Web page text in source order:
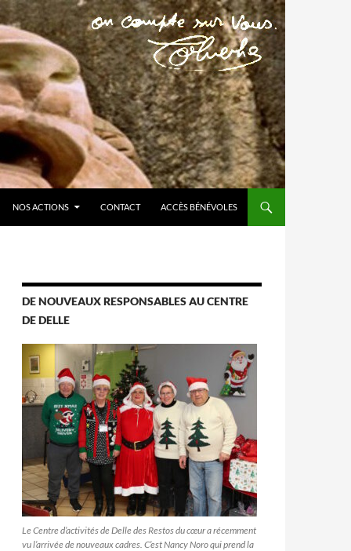
NOS ACTIONS CONTACT ACCÈS BÉNÉVOLES
DE NOUVEAUX RESPONSABLES AU CENTRE
DE DELLE
Le Centre d’activités de Delle des Restos du cœur a récemment
vu l’arrivée de nouveaux cadres. C’est Nancy Noro qui prend la